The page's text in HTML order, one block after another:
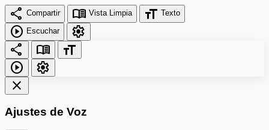
share Compartir menu_book Vista Limpia format_size Texto
play_circle Escuchar
settings
share
menu_book
format_size
play_circle
settings
close
Ajustes de Voz